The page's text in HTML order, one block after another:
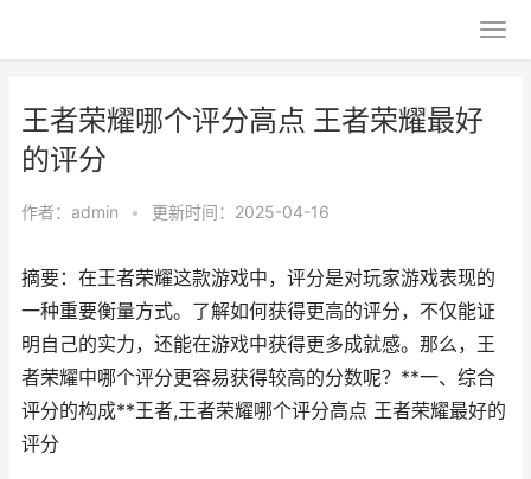
王者荣耀哪个评分高点 王者荣耀最好
的评分
作者： admin • 更新时间：2025-04-16
摘要：在王者荣耀这款游戏中，评分是对玩家游戏表现的
一种重要衡量方式。了解如何获得更高的评分，不仅能证
明自己的实力，还能在游戏中获得更多成就感。那么，王
者荣耀中哪个评分更容易获得较高的分数呢？**一、综合
评分的构成**王者,王者荣耀哪个评分高点 王者荣耀最好的
评分